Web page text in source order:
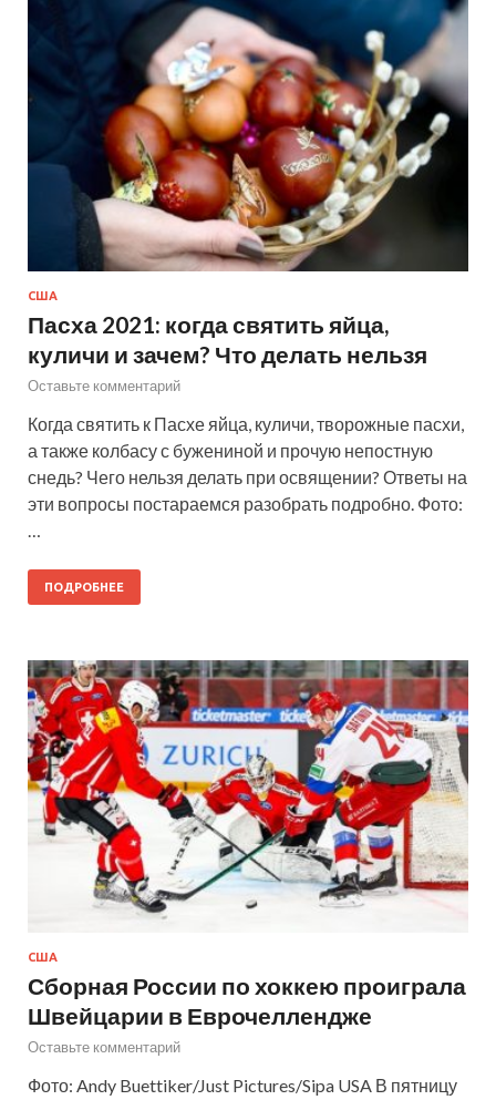
США
Пасха 2021: когда святить яйца,
куличи и зачем? Что делать нельзя
Оставьте комментарий
Когда святить к Пасхе яйца, куличи, творожные пасхи,
а также колбасу с бужениной и прочую непостную
снедь? Чего нельзя делать при освящении? Ответы на
эти вопросы постараемся разобрать подробно. Фото:
…
ПОДРОБНЕЕ
США
Сборная России по хоккею проиграла
Швейцарии в Еврочеллендже
Оставьте комментарий
Фото: Andy Buettiker/Just Pictures/Sipa USA В пятницу